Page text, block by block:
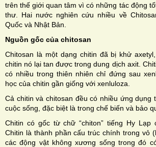
trên thế giới quan tâm vì có những tác động
thư. Hai nước nghiên cứu nhiều về
Quốc và Nhật Bản.
Nguồn gốc của chitosan
Chitosan là một dạng chitin đã bị khử
chitin nó lại tan được trong dung dịch axit.
có nhiều trong thiên nhiên chỉ đứng sau
học của chitin gần giống với xenluloza.
Cả chitin và chitosan đều có nhiều ứng dụng
cuộc sống, đặc biệt là trong chế biến và bảo
Chitin có gốc từ chữ “chiton” tiếng Hy Lạp
Chitin là thành phần cấu trúc chính trong vỏ
các động vật không xương sống trong đó